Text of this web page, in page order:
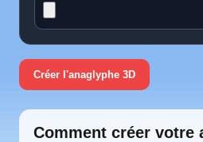
Créer l'anaglyphe 3D
Comment créer votre